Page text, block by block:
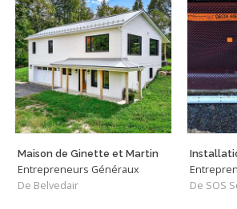
Maison de Ginette et Martin
Entrepreneurs Généraux
De Belvedair
De SOS